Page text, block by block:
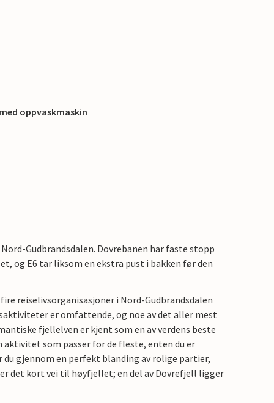
oppvaskmaskin
Gudbrandsdalen. Dovrebanen har faste stopp
og E6 tar liksom en ekstra pust i bakken før den
reiselivsorganisasjoner i Nord-Gudbrandsdalen
er omfattende, og noe av det aller mest
fjellelven er kjent som en av verdens beste
som passer for de fleste, enten du er
gjennom en perfekt blanding av rolige partier,
det kort vei til høyfjellet; en del av Dovrefjell ligger